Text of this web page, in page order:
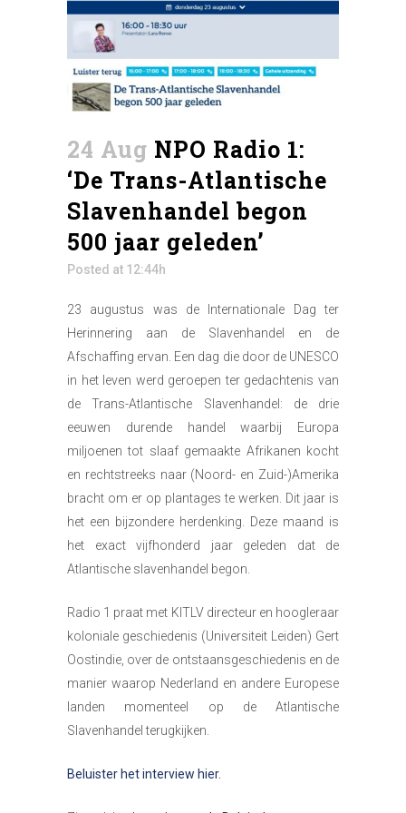
24 Aug NPO Radio 1:
‘De Trans-Atlantische
Slavenhandel begon
500 jaar geleden’
Posted at 12:44h
23 augustus was de Internationale Dag ter
Herinnering aan de Slavenhandel en de
Afschaffing ervan. Een dag die door de UNESCO
in het leven werd geroepen ter gedachtenis van
de Trans-Atlantische Slavenhandel: de drie
eeuwen durende handel waarbij Europa
miljoenen tot slaaf gemaakte Afrikanen kocht
en rechtstreeks naar (Noord- en Zuid-)Amerika
bracht om er op plantages te werken. Dit jaar is
het een bijzondere herdenking. Deze maand is
het exact vijfhonderd jaar geleden dat de
Atlantische slavenhandel begon.
Radio 1 praat met KITLV directeur en hoogleraar
koloniale geschiedenis (Universiteit Leiden) Gert
Oostindie, over de ontstaansgeschiedenis en de
manier waarop Nederland en andere Europese
landen momenteel op de Atlantische
Slavenhandel terugkijken.
Beluister het interview hier.